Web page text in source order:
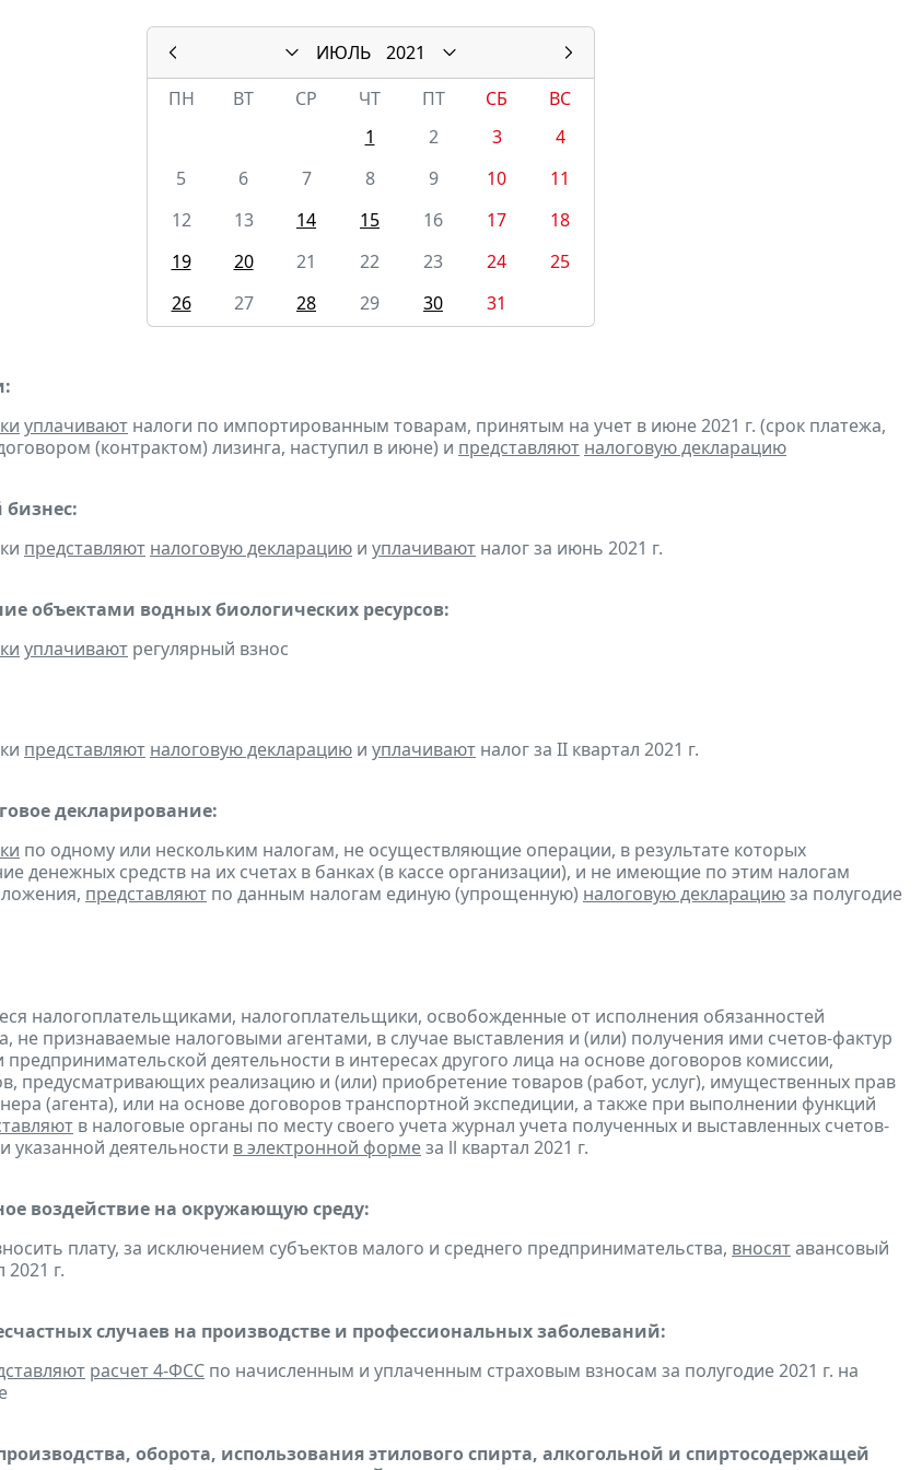
ИЮЛЬ
2021
ПН
ВТ СР ЧТ ПТ СБ
ВС
1
2 3
4
5
6 7 8 9 10
11
12
13 14 15 16 17
18
19
20 21 22 23 24
25
26
27 28 29 30 31
уплачивают налоги по импортированным товарам, принятым на учет в июне 2021 г. (срок платежа,
(контрактом) лизинга, наступил в июне) и представляют налоговую декларацию
представляют налоговую декларацию и уплачивают налог за июнь 2021 г.
объектами водных биологических ресурсов:
уплачивают регулярный взнос
представляют налоговую декларацию и уплачивают налог за II квартал 2021 г.
декларирование:
по одному или нескольким налогам, не осуществляющие операции, в результате которых
денежных средств на их счетах в банках (в кассе организации), и не имеющие по этим налогам
представляют по данным налогам единую (упрощенную) налоговую декларациюза полугодие
налогоплательщиками, налогоплательщики, освобожденные от исполнения обязанностей
не признаваемые налоговыми агентами, в случае выставления и (или) получения ими счетов-фактур
деятельности в интересах другого лица на основе договоров комиссии,
предусматривающих реализацию и (или) приобретение товаров (работ, услуг), имущественных прав
(агента), или на основе договоров транспортной экспедиции, а также при выполнении функций
в налоговые органы по месту своего учета журнал учета полученных и выставленных счетов-
указанной деятельности в электронной формеза ll квартал 2021 г.
воздействие на окружающую среду:
плату, за исключением субъектов малого и среднего предпринимательства, вносятавансовый
2021 г.
случаев на производстве и профессиональных заболеваний:
расчет 4-ФСС по начисленным и уплаченным страховым взносам за полугодие 2021 г. на
оборота, использования этилового спирта, алкогольной и спиртосодержащей